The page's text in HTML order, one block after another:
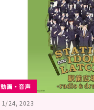
動画・音声
1/24, 2023